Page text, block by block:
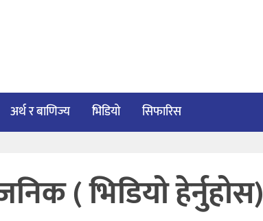
अर्थ र बाणिज्य भिडियो सिफारिस
( भिडियो हेर्नुहोस)